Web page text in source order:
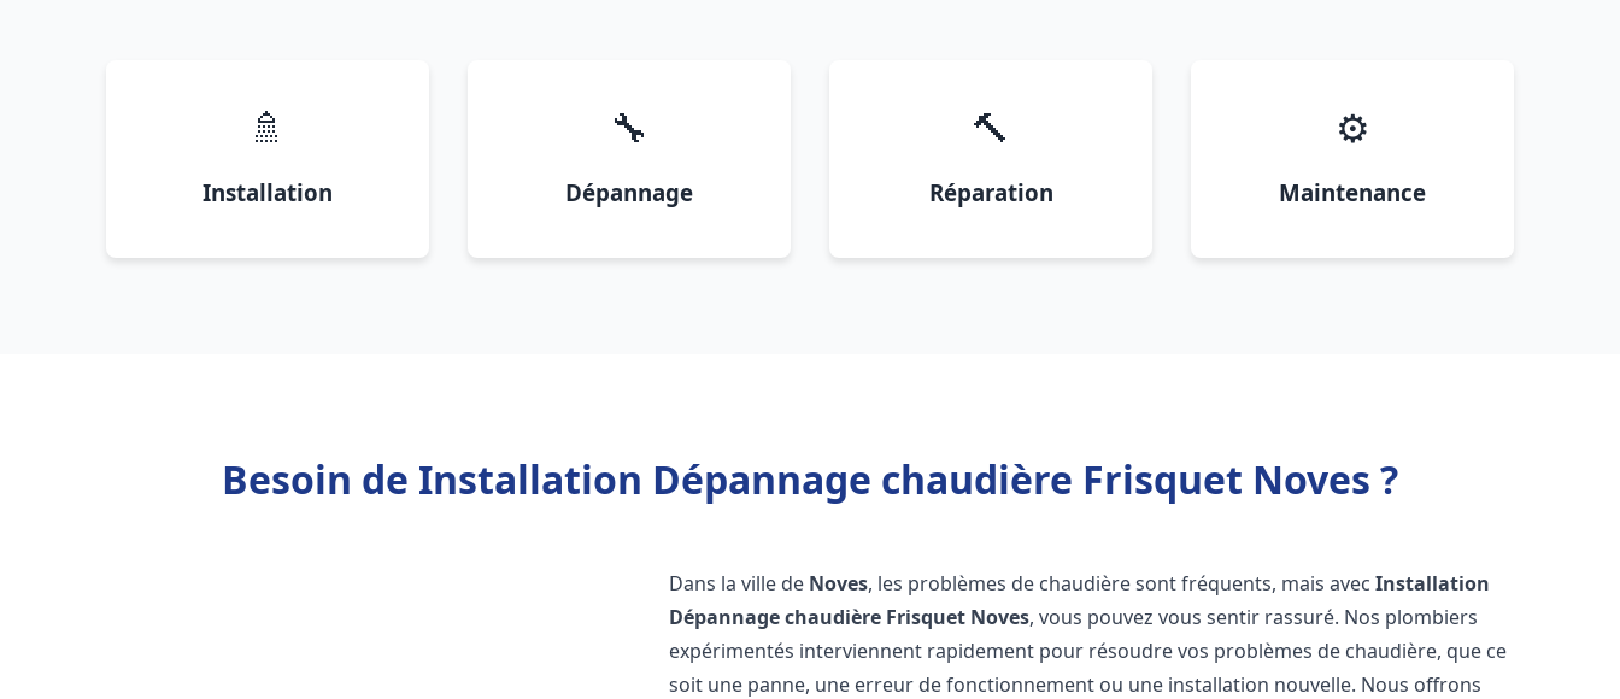
🚿
Installation
🔧
Dépannage
🔨
Réparation
⚙️
Maintenance
Besoin de Installation Dépannage chaudière Frisquet Noves ?
Dans la ville de Noves, les problèmes de chaudière sont fréquents, mais avecInstallation
Dépannage chaudière Frisquet Noves, vous pouvez vous sentir rassuré. Nos plombiers
expérimentés interviennent rapidement pour résoudre vos problèmes de chaudière, que ce
soit une panne, une erreur de fonctionnement ou une installation nouvelle. Nous offrons